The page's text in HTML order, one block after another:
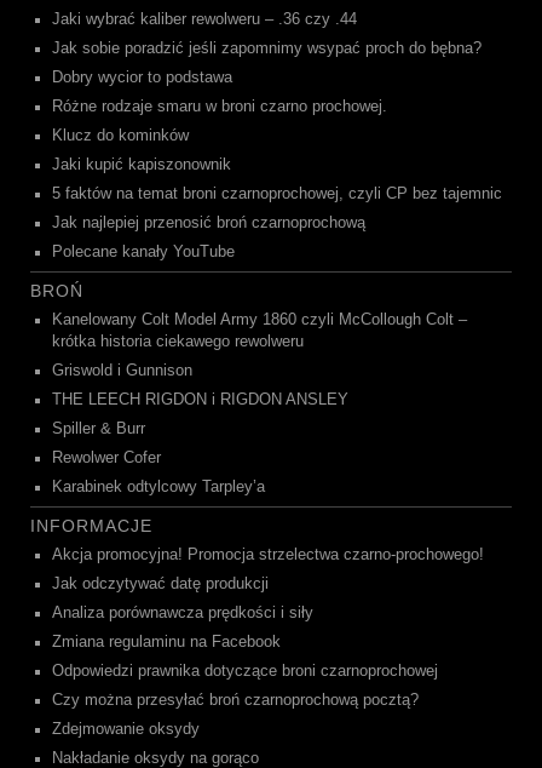
Jaki wybrać kaliber rewolweru – .36 czy .44
Jak sobie poradzić jeśli zapomnimy wsypać proch do bębna?
Dobry wycior to podstawa
Różne rodzaje smaru w broni czarno prochowej.
Klucz do kominków
Jaki kupić kapiszonownik
5 faktów na temat broni czarnoprochowej, czyli CP bez tajemnic
Jak najlepiej przenosić broń czarnoprochową
Polecane kanały YouTube
BROŃ
Kanelowany Colt Model Army 1860 czyli McCollough Colt –
krótka historia ciekawego rewolweru
Griswold i Gunnison
THE LEECH RIGDON i RIGDON ANSLEY
Spiller & Burr
Rewolwer Cofer
Karabinek odtylcowy Tarpley’a
INFORMACJE
Akcja promocyjna! Promocja strzelectwa czarno-prochowego!
Jak odczytywać datę produkcji
Analiza porównawcza prędkości i siły
Zmiana regulaminu na Facebook
Odpowiedzi prawnika dotyczące broni czarnoprochowej
Czy można przesyłać broń czarnoprochową pocztą?
Zdejmowanie oksydy
Nakładanie oksydy na gorąco